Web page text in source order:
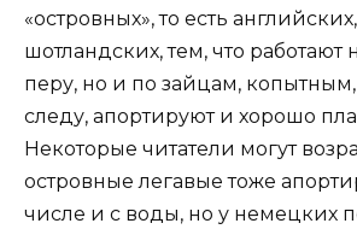
«островных», то есть
шотландских, тем, что работают
перу, но и по зайцам,
следу, апортируют и хорошо
Некоторые читатели могут
островные легавые тоже
числе и с воды, но у немецких